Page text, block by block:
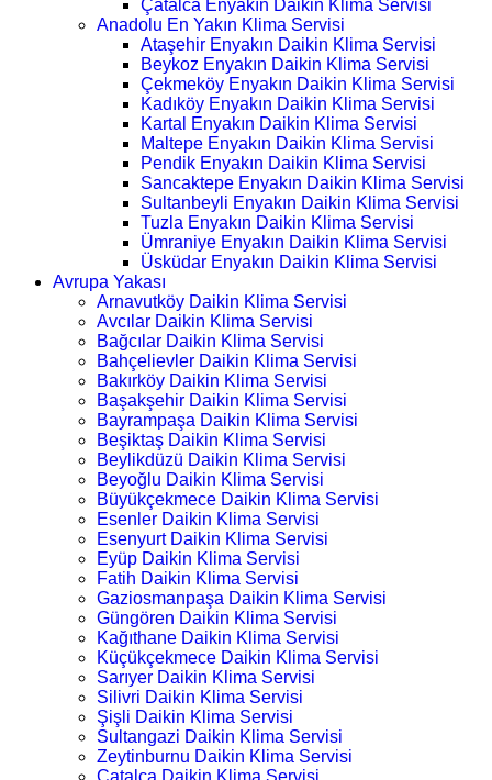
Çatalca Enyakın Daikin Klima Servisi
Anadolu En Yakın Klima Servisi
Ataşehir Enyakın Daikin Klima Servisi
Beykoz Enyakın Daikin Klima Servisi
Çekmeköy Enyakın Daikin Klima Servisi
Kadıköy Enyakın Daikin Klima Servisi
Kartal Enyakın Daikin Klima Servisi
Maltepe Enyakın Daikin Klima Servisi
Pendik Enyakın Daikin Klima Servisi
Sancaktepe Enyakın Daikin Klima Servisi
Sultanbeyli Enyakın Daikin Klima Servisi
Tuzla Enyakın Daikin Klima Servisi
Ümraniye Enyakın Daikin Klima Servisi
Üsküdar Enyakın Daikin Klima Servisi
Avrupa Yakası
Arnavutköy Daikin Klima Servisi
Avcılar Daikin Klima Servisi
Bağcılar Daikin Klima Servisi
Bahçelievler Daikin Klima Servisi
Bakırköy Daikin Klima Servisi
Başakşehir Daikin Klima Servisi
Bayrampaşa Daikin Klima Servisi
Beşiktaş Daikin Klima Servisi
Beylikdüzü Daikin Klima Servisi
Beyoğlu Daikin Klima Servisi
Büyükçekmece Daikin Klima Servisi
Esenler Daikin Klima Servisi
Esenyurt Daikin Klima Servisi
Eyüp Daikin Klima Servisi
Fatih Daikin Klima Servisi
Gaziosmanpaşa Daikin Klima Servisi
Güngören Daikin Klima Servisi
Kağıthane Daikin Klima Servisi
Küçükçekmece Daikin Klima Servisi
Sarıyer Daikin Klima Servisi
Silivri Daikin Klima Servisi
Şişli Daikin Klima Servisi
Sultangazi Daikin Klima Servisi
Zeytinburnu Daikin Klima Servisi
Çatalca Daikin Klima Servisi